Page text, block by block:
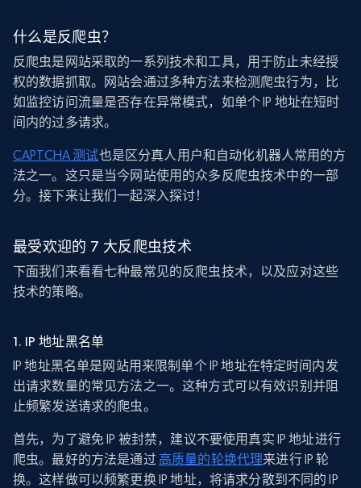
什么是反爬虫？
反爬虫是网站采取的一系列技术和工具，用于防止未经授
权的数据抓取。网站会通过多种方法来检测爬虫行为，比
如监控访问流量是否存在异常模式，如单个 IP 地址在短时
间内的过多请求。
CAPTCHA 测试也是区分真人用户和自动化机器人常用的方
法之一。这只是当今网站使用的众多反爬虫技术中的一部
分。接下来让我们一起深入探讨！
最受欢迎的 7 大反爬虫技术
下面我们来看看七种最常见的反爬虫技术，以及应对这些
技术的策略。
1. IP 地址黑名单
IP 地址黑名单是网站用来限制单个 IP 地址在特定时间内发
出请求数量的常见方法之一。这种方式可以有效识别并阻
止频繁发送请求的爬虫。
首先，为了避免 IP 被封禁，建议不要使用真实 IP 地址进行
爬虫。最好的方法是通过 高质量的轮换代理来进行 IP 轮
换。这样做可以频繁更换 IP 地址，将请求分散到不同的 IP